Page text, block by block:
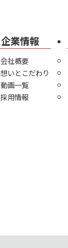
企業情報
会社概要
想いとこだわり
動画一覧
採用情報